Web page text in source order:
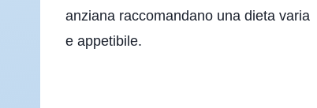
anziana raccomandano una dieta varia
e appetibile.